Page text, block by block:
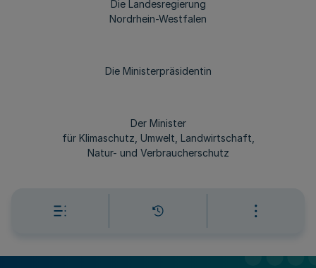
Die Landesregierung
Nordrhein-Westfalen
Die Ministerpräsidentin
Der Minister
für Klimaschutz, Umwelt, Landwirtschaft,
Natur- und Verbraucherschutz